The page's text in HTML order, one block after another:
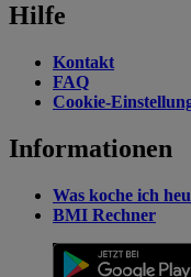
Hilfe
Kontakt
FAQ
Cookie-
Informationen
Was koche ich
BMI Rechner